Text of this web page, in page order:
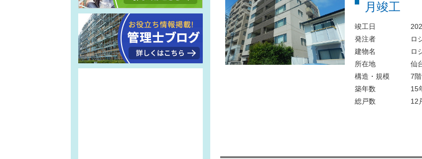
月竣工
竣工日
発注者
ロ
建物名
ロ
所在地
仙
構造・規模
7
築年数
15
総戸数
12